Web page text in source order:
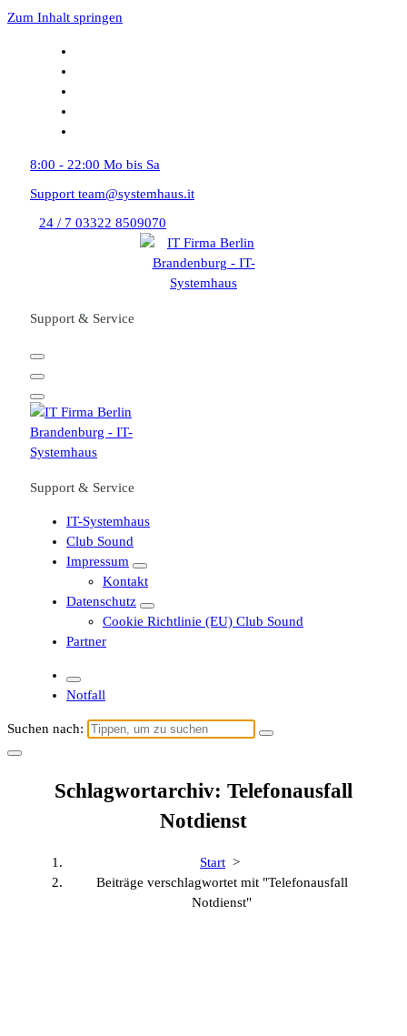
Zum Inhalt springen
8:00 - 22:00 Mo bis Sa
Support team@systemhaus.it
24 / 7 03322 8509070
Support & Service
Support & Service
IT-Systemhaus
Club Sound
Impressum
Kontakt
Datenschutz
Cookie Richtlinie (EU) Club Sound
Partner
Notfall
Suchen nach:
Schlagwortarchiv: Telefonausfall
Notdienst
Start >
Beiträge verschlagwortet mit "Telefonausfall
Notdienst"